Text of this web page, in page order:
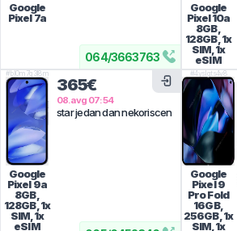
064/3663763
Google
Pixel 7a
Google
Pixel 10a
8GB,
128GB, 1x
SIM, 1x
eSIM
#bl0m7q3l8m
Google
Pixel 9a
8GB,
128GB, 1x
SIM, 1x
eSIM
365€
08.avg 07:54
star jedan dan nekoriscen
#4yslqts4v8
Google
Pixel 9
Pro Fold
16GB,
256GB, 1x
SIM, 1x